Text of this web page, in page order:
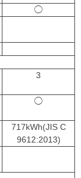
◯
3
◯
717kWh(JIS C
9612:2013)